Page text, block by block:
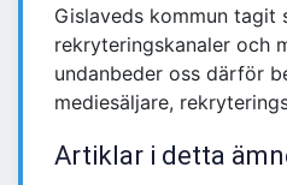
Gislaveds kommun tagit
rekryteringskanaler och
undanbeder oss därför
mediesäljare,
Artiklar i detta